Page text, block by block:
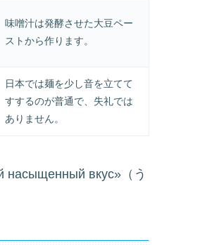
味噌汁は発酵させた大豆ペー
ストから作ります。
日本では麺を少し音を立てて
すするのが普通で、失礼では
ありません。
насыщенный вкус»（う